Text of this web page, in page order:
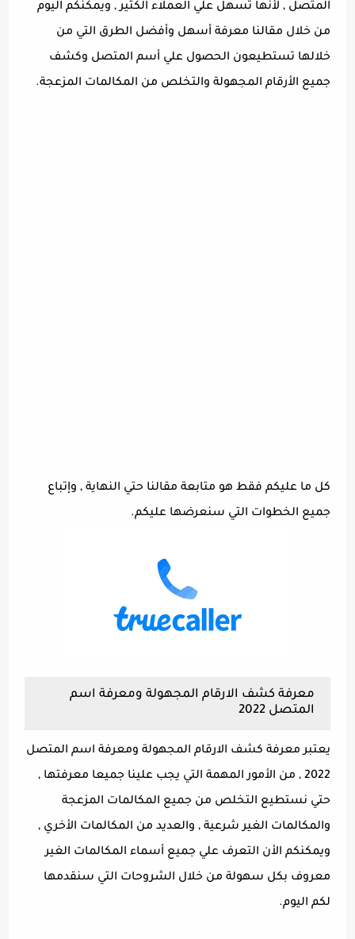
المتصل , لأنها تسهل علي العملاء الكثير , ويمكنكم اليوم
من خلال مقالنا معرفة أسهل وأفضل الطرق التي من
خلالها تستطيعون الحصول علي أسم المتصل وكشف
جميع الأرقام المجهولة والتخلص من المكالمات المزعجة.
كل ما عليكم فقط هو متابعة مقالنا حتي النهاية , وإتباع
جميع الخطوات التي سنعرضها عليكم.
معرفة كشف الارقام المجهولة ومعرفة اسم
المتصل 2022
يعتبر معرفة كشف الارقام المجهولة ومعرفة اسم المتصل
2022 , من الأمور المهمة التي يجب علينا جميعا معرفتها ,
حتي نستطيع التخلص من جميع المكالمات المزعجة
والمكالمات الغير شرعية , والعديد من المكالمات الأخري ,
ويمكنكم الأن التعرف علي جميع أسماء المكالمات الغير
معروف بكل سهولة من خلال الشروحات التي سنقدمها
لكم اليوم.